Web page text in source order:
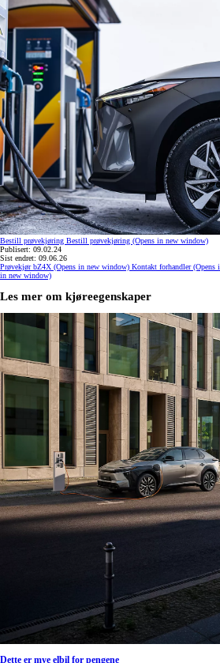
Bestill prøvekjøring Bestill prøvekjøring (Opens in new window)
Publisert: 09.02.24
Sist endret: 09.06.26
Prøvekjør bZ4X (Opens in new window) Kontakt forhandler(Opens
in new window)
Les mer om kjøreegenskaper
Dette er mye elbil for pengene